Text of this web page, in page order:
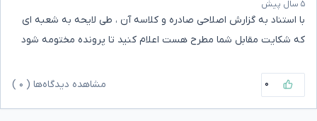
۵ سال پیش
با استناد به گزارش اصلاحی صادره و کلاسه آن ، طی لایحه به شعبه ای
که شکایت مقابل شما مطرح هست اعلام کنید تا پرونده مختومه شود
۰ مشاهده دیدگاه‌ها ( ۰